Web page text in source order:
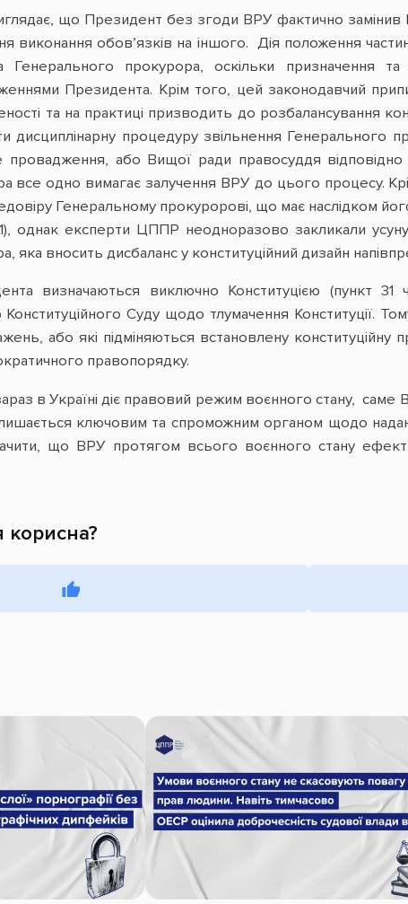
що Президент без згоди ВРУ фактично
виконання обовʼязків на іншого. Дія положення
Генерального прокурора, оскільки призначення
Президента. Крім того, цей законодавчий
та на практиці призводить до розбалансування
дисциплінарну процедуру звільнення Генерального
провадження, або Вищої ради правосуддя
все одно вимагає залучення ВРУ до цього процесу.
Генеральному прокуророві, що має наслідком
1), однак експерти ЦППР неодноразово закликали
яка вносить дисбаланс у конституційний дизайн
визначаються виключно Конституцією (пункт
Суду щодо тлумачення Конституції.
або які підміняються встановлену
правопорядку.
в Україні діє правовий режим воєнного стану, саме
ключовим та спроможним органом щодо
що ВРУ протягом всього воєнного стану
корисна?